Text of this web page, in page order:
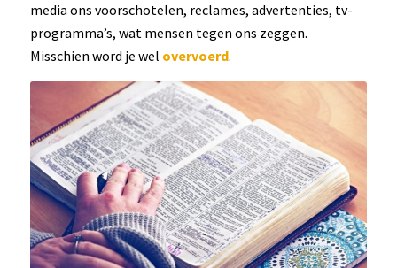
media ons voorschotelen, reclames, advertenties, tv-
programma’s, wat mensen tegen ons zeggen.
Misschien word je wel overvoerd.